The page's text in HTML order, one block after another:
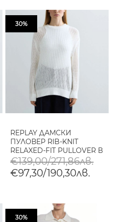
30%
REPLAY ДАМСКИ
ПУЛОВЕР RIB-KNIT
RELAXED-FIT PULLOVER В
БЯЛО
€139,00/271,86лв.
€97,30/190,30лв.
30%